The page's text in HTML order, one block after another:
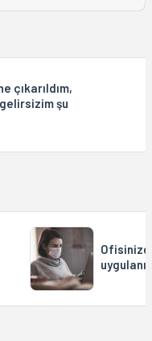
çıkarıldım,
şu